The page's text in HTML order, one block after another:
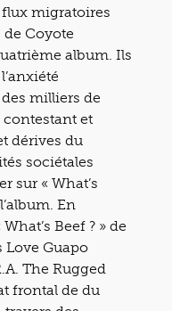
migratoires
Coyote
album. Ils
milliers de
et
dérives du
sociétales
sur « What’s
En
Beef ? » de
Love Guapo
The Rugged
frontal de du